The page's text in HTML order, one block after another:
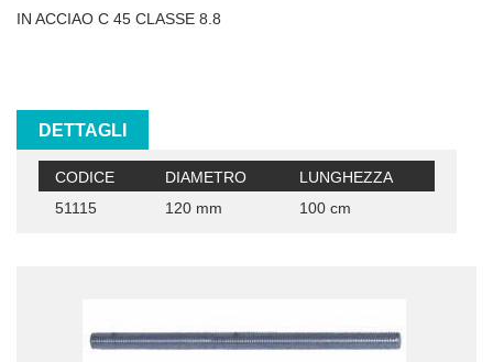
IN ACCIAO C 45 CLASSE 8.8
DETTAGLI
CODICE DIAMETRO
LUNGHEZZA
51115
120 mm 100 cm